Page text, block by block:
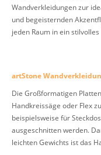
Wandverkleidungen zur
und begeisternden
jeden Raum in ein
artStone
Die Großformatigen
Handkreissäge oder Flex
beispielsweise für
ausgeschnitten werden.
leichten Gewichts ist das